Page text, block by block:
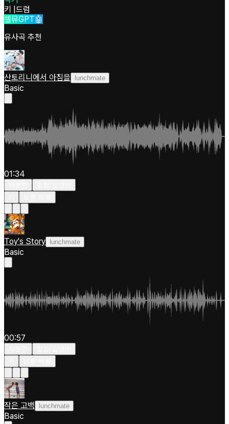
키 드럼
셀뮤GPT🤖
유사곡 추천
산토리니에서 아침을 lunchmate
Basic
01:34
Toy's Story lunchmate
Basic
00:57
작은 고백 lunchmate
Basic